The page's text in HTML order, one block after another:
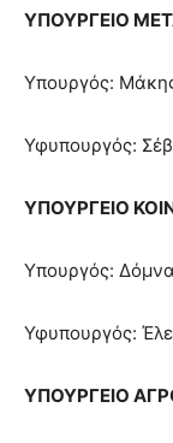
ΥΠΟΥΡΓΕΙΟ
Υπουργός:
Υφυπουργός:
ΥΠΟΥΡΓΕΙΟ
Υπουργός:
Υφυπουργός:
ΥΠΟΥΡΓΕΙΟ